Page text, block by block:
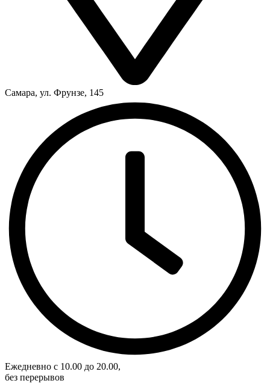
Самара, ул. Фрунзе, 145
Eжедневно с 10.00 до 20.00,
без перерывов